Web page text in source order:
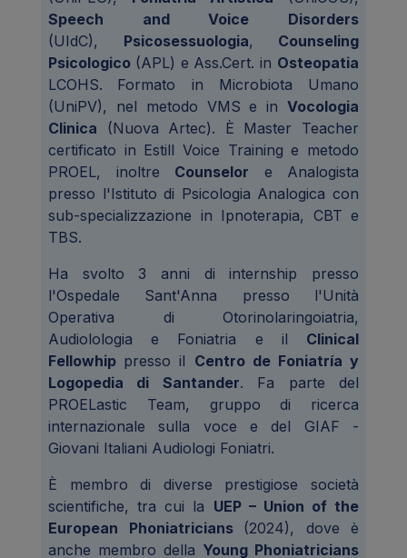
Speech and Voice Disorders
(UIdC), Psicosessuologia, Counseling
Psicologico (APL) e Ass.Cert. in Osteopatia
LCOHS.
Formato in Microbiota Umano
(UniPV), nel metodo VMS e in Vocologia
Clinica (Nuova Artec). È Master Teacher
certificato in Estill Voice Training e metodo
PROEL, inoltre Counselor e Analogista
presso l'Istituto di Psicologia Analogica con
sub-specializzazione in Ipnoterapia, CBT e
TBS.
Ha svolto 3 anni di internship presso
l'Ospedale Sant'Anna presso l'Unità
Operativa di Otorinolaringoiatria,
Audiolologia e Foniatria e il Clinical
Fellowhip presso il Centro de Foniatría y
Logopedia di Santander. Fa parte del
PROELastic Team, gruppo di ricerca
internazionale sulla voce e del GIAF -
Giovani Italiani Audiologi Foniatri.
È membro di diverse prestigiose società
scientifiche, tra cui la UEP – Union of the
European Phoniatricians (2024), dove è
anche membro della Young Phoniatricians